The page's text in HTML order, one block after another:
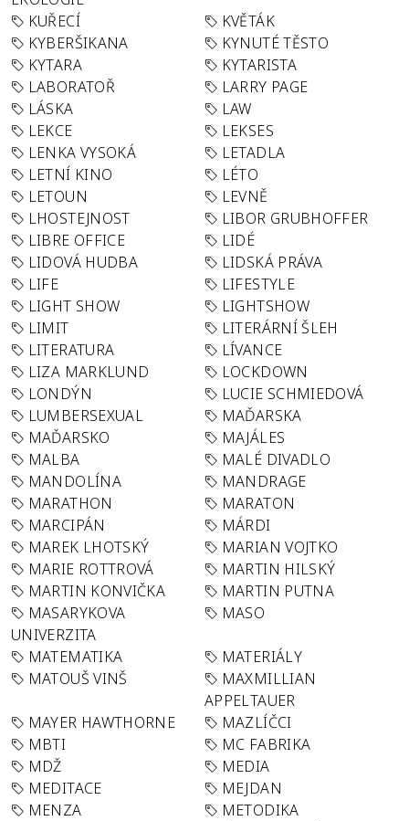
KUŘECÍ
KVĚTÁK
KYBERŠIKANA
KYNUTÉ TĚSTO
KYTARA
KYTARISTA
LABORATOŘ
LARRY PAGE
LÁSKA
LAW
LEKCE
LEKSES
LENKA VYSOKÁ
LETADLA
LETNÍ KINO
LÉTO
LETOUN
LEVNĚ
LHOSTEJNOST
LIBOR GRUBHOFFER
LIBRE OFFICE
LIDÉ
LIDOVÁ HUDBA
LIDSKÁ PRÁVA
LIFE
LIFESTYLE
LIGHT SHOW
LIGHTSHOW
LIMIT
LITERÁRNÍ ŠLEH
LITERATURA
LÍVANCE
LIZA MARKLUND
LOCKDOWN
LONDÝN
LUCIE SCHMIEDOVÁ
LUMBERSEXUAL
MAĎARSKA
MAĎARSKO
MAJÁLES
MALBA
MALÉ DIVADLO
MANDOLÍNA
MANDRAGE
MARATHON
MARATON
MARCIPÁN
MÁRDI
MAREK LHOTSKÝ
MARIAN VOJTKO
MARIE ROTTROVÁ
MARTIN HILSKÝ
MARTIN KONVIČKA
MARTIN PUTNA
MASARYKOVA
UNIVERZITA
MASO
MATEMATIKA
MATERIÁLY
MATOUŠ VINŠ
MAXMILLIAN
APPELTAUER
MAYER HAWTHORNE
MAZLÍČCI
MBTI
MC FABRIKA
MDŽ
MEDIA
MEDITACE
MEJDAN
MENZA
METODIKA